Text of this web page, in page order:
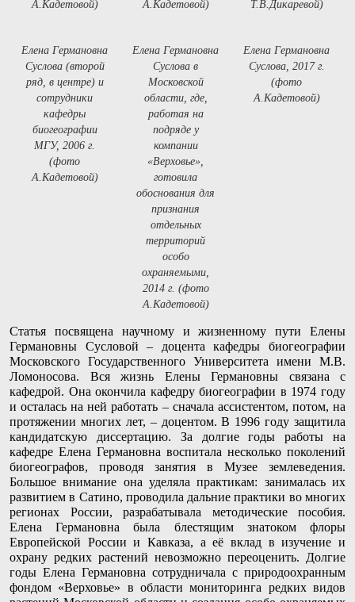
А.Кадетовой)
А.Кадетовой)
Т.В.Дикаревой)
Елена Германовна
Суслова (второй
ряд, в центре) и
сотрудники
кафедры
биогеографии
МГУ, 2006 г.
(фото
А.Кадетовой)
Елена Германовна
Суслова в
Московской
области, где,
работая на
подряде у
компании
«Верховье»,
готовила
обоснования для
признания
отдельных
территорий
особо
охраняемыми,
2014 г. (фото
А.Кадетовой)
Елена Германовна
Суслова, 2017 г.
(фото
А.Кадетовой)
Статья посвящена научному и жизненному пути Елены
Германовны Сусловой – доцента кафедры биогеографии
Московского Государственного Университета имени М.В.
Ломоносова. Вся жизнь Елены Германовны связана с
кафедрой. Она окончила кафедру биогеографии в 1974 году
и осталась на ней работать – сначала ассистентом, потом, на
протяжении многих лет, – доцентом. В 1996 году защитила
кандидатскую диссертацию. За долгие годы работы на
кафедре Елена Германовна воспитала несколько поколений
биогеографов, проводя занятия в Музее землеведения.
Большое внимание она уделяла практикам: занималась их
развитием в Сатино, проводила дальние практики во многих
регионах России, разрабатывала методические пособия.
Елена Германовна была блестящим знатоком флоры
Европейской России и Кавказа, а её вклад в изучение и
охрану редких растений невозможно переоценить. Долгие
годы Елена Германовна сотрудничала с природоохранным
фондом «Верховье» в области мониторинга редких видов